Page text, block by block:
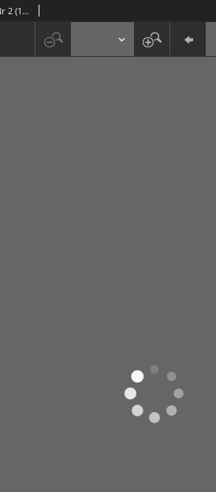
Ster : ilustrowane czasopismo dla młodzieży Nr 2 (1943/44)